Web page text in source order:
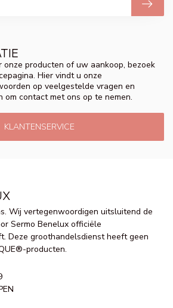
producten of uw aankoop, bezoek
Hier vindt u onze
op veelgestelde vragen en
om contact met ons op te nemen.
KLANTENSERVICE
Wij vertegenwoordigen uitsluitend de
Sermo Benelux officiële
Deze groothandelsdienst heeft geen
producten.